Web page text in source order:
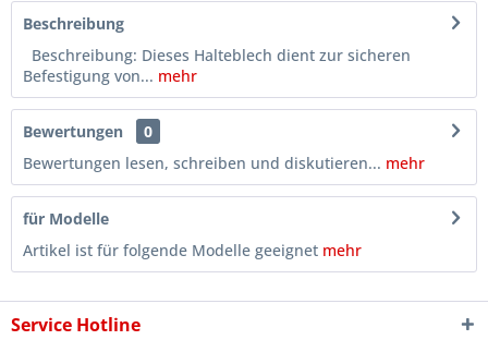
Beschreibung
Beschreibung: Dieses Halteblech dient zur sicheren
Befestigung von... mehr
Bewertungen
0
Bewertungen lesen, schreiben und diskutieren... mehr
für Modelle
Artikel ist für folgende Modelle geeignet mehr
Service Hotline